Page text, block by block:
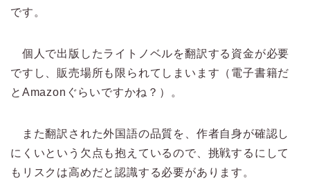
です。
個人で出版したライトノベルを翻訳する資金が必要
ですし、販売場所も限られてしまいます（電子書籍だ
とAmazonぐらいですかね？）。
また翻訳された外国語の品質を、作者自身が確認し
にくいという欠点も抱えているので、挑戦するにして
もリスクは高めだと認識する必要があります。